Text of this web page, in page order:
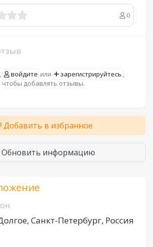
0
войдите или зарегистрируйтесь ,
чтобы добавлять отзывы.
Добавить в избранное
информацию
Санкт-Петербург, Россия